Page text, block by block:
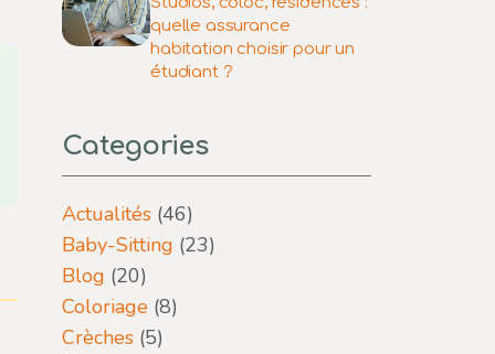
quelle assurance
habitation choisir pour un
étudiant ?
Categories
Actualités (46)
Baby-Sitting (23)
Blog (20)
Coloriage (8)
Crèches (5)